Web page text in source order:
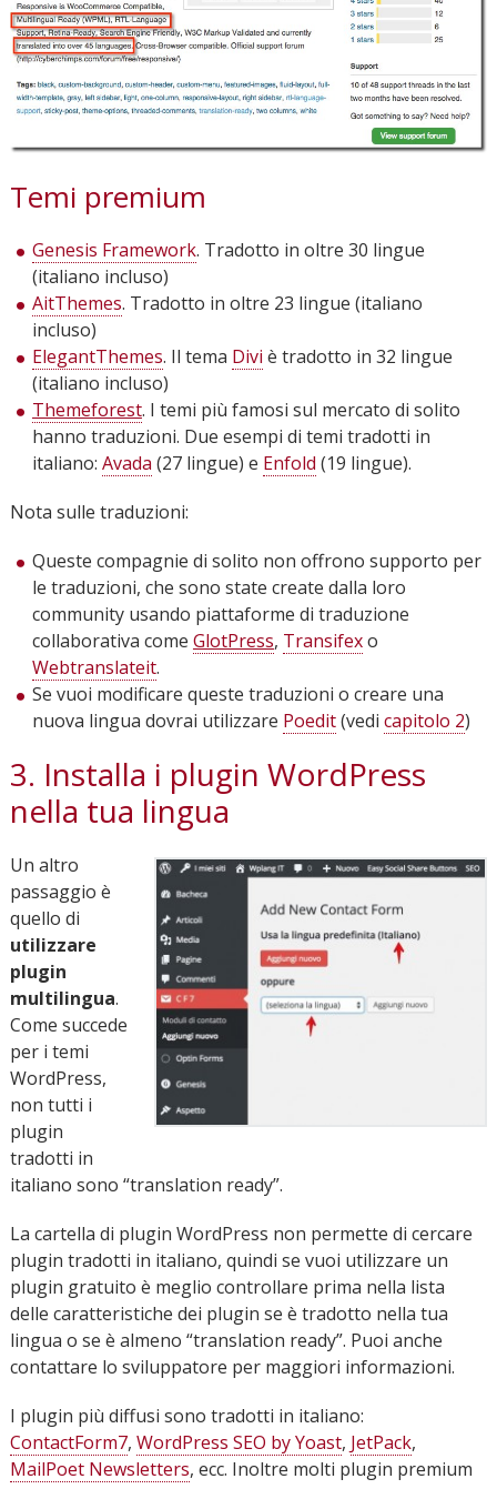
Temi premium
Genesis Framework. Tradotto in oltre 30 lingue
(italiano incluso)
AitThemes. Tradotto in oltre 23 lingue (italiano
incluso)
ElegantThemes. Il tema Divi è tradotto in 32 lingue
(italiano incluso)
Themeforest. I temi più famosi sul mercato di solito
hanno traduzioni. Due esempi di temi tradotti in
italiano: Avada (27 lingue) e Enfold (19 lingue).
Nota sulle traduzioni:
Queste compagnie di solito non offrono supporto per
le traduzioni, che sono state create dalla loro
community usando piattaforme di traduzione
collaborativa come GlotPress, Transifexo
Webtranslateit.
Se vuoi modificare queste traduzioni o creare una
nuova lingua dovrai utilizzare Poedit(vedi capitolo 2)
3. Installa i plugin WordPress
nella tua lingua
Un altro
passaggio è
quello di
utilizzare
plugin
multilingua.
Come succede
per i temi
WordPress,
non tutti i
plugin
tradotti in
italiano sono “translation ready”.
La cartella di plugin WordPress non permette di cercare
plugin tradotti in italiano, quindi se vuoi utilizzare un
plugin gratuito è meglio controllare prima nella lista
delle caratteristiche dei plugin se è tradotto nella tua
lingua o se è almeno “translation ready”. Puoi anche
contattare lo sviluppatore per maggiori informazioni.
I plugin più diffusi sono tradotti in italiano:
ContactForm7, WordPress SEO by Yoast, JetPack,
MailPoet Newsletters, ecc. Inoltre molti plugin premium